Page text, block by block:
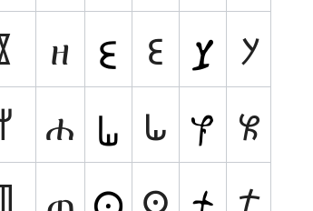
ዘ 𑀚
𐨗
ሐ 𑀖
𐨓
ጠ 𑀣 𐨠